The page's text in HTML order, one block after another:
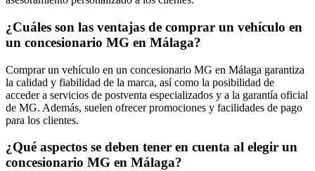
¿Cuáles son las ventajas de comprar un vehículo en
un concesionario MG en Málaga?
Comprar un vehículo en un concesionario MG en Málaga garantiza
la calidad y fiabilidad de la marca, así como la posibilidad de
acceder a servicios de postventa especializados y a la garantía oficial
de MG. Además, suelen ofrecer promociones y facilidades de pago
para los clientes.
¿Qué aspectos se deben tener en cuenta al elegir un
concesionario MG en Málaga?